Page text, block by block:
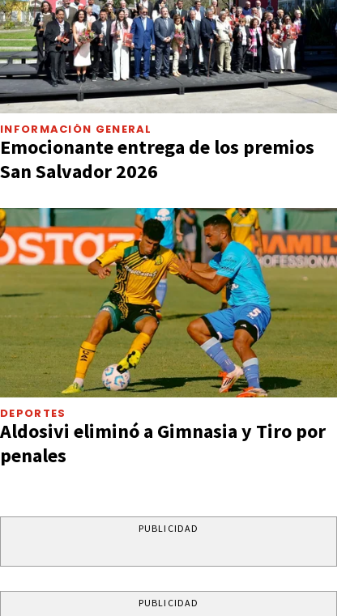
INFORMACIÓN GENERAL
Emocionante entrega de los premios
San Salvador 2026
DEPORTES
Aldosivi eliminó a Gimnasia y Tiro por
penales
PUBLICIDAD
PUBLICIDAD